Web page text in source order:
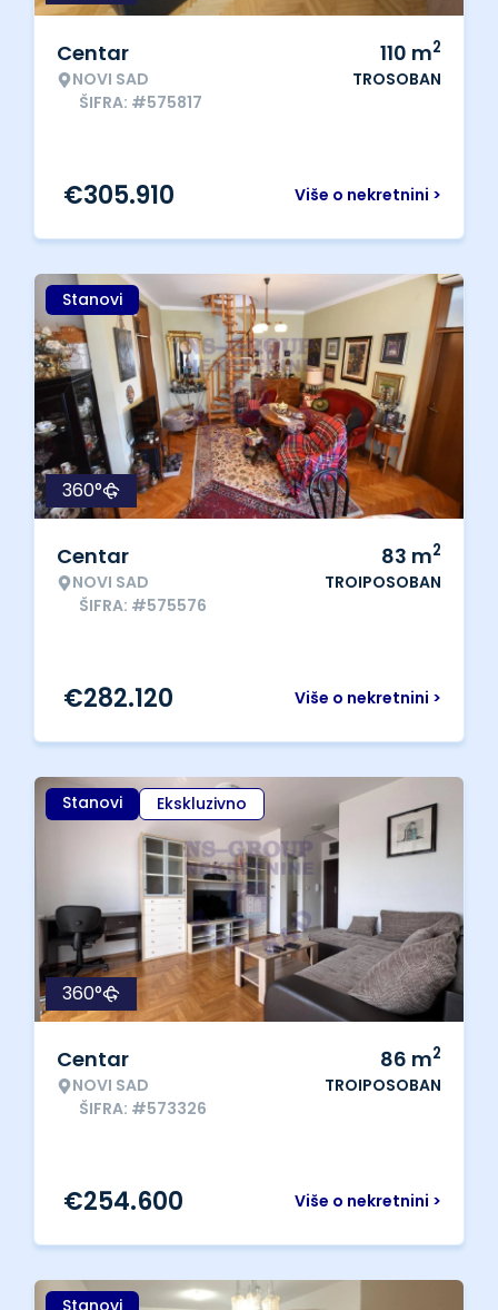
Centar
NOVI SAD
ŠIFRA: #575817
110 m2
TROSOBAN
Više o nekretnini >
€305.910
Stanovi
360°
Centar
NOVI SAD
ŠIFRA: #575576
83 m2
TROIPOSOBAN
Više o nekretnini >
€282.120
Stanovi Ekskluzivno
360°
Centar
NOVI SAD
ŠIFRA: #573326
86 m2
TROIPOSOBAN
Više o nekretnini >
€254.600
Stanovi